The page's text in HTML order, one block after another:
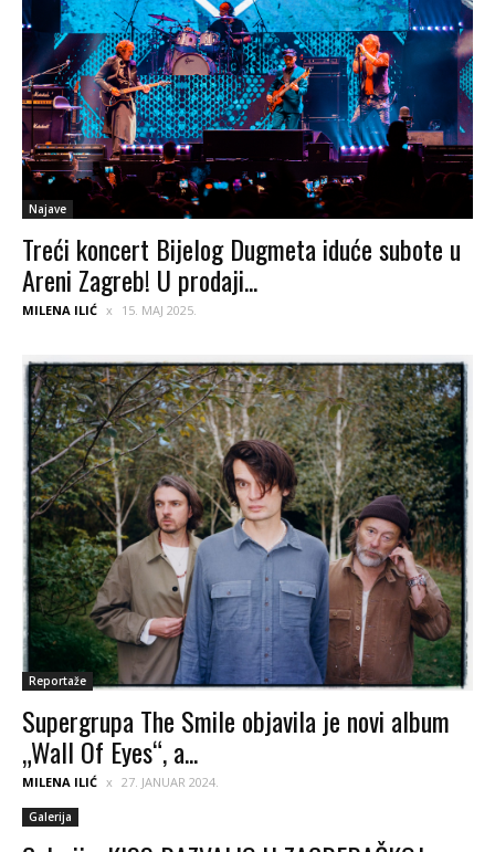
Najave
Treći koncert Bijelog Dugmeta iduće subote u
Areni Zagreb! U prodaji...
MILENA ILIĆ 15. MAJ 2025.
Reportaže
Supergrupa The Smile objavila je novi album
„Wall Of Eyes“, a...
MILENA ILIĆ 27. JANUAR 2024.
Galerija